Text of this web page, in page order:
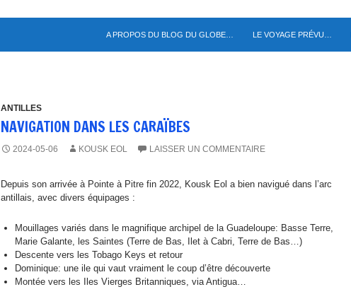
A PROPOS DU BLOG DU GLOBE… LE VOYAGE PRÉVU…
ANTILLES
NAVIGATION DANS LES CARAÏBES
2024-05-06 KOUSK EOL LAISSER UN COMMENTAIRE
Depuis son arrivée à Pointe à Pitre fin 2022, Kousk Eol a bien navigué dans l’arc
antillais, avec divers équipages :
Mouillages variés dans le magnifique archipel de la Guadeloupe: Basse Terre,
Marie Galante, les Saintes (Terre de Bas, Ilet à Cabri, Terre de Bas…)
Descente vers les Tobago Keys et retour
Dominique: une ile qui vaut vraiment le coup d’être découverte
Montée vers les Iles Vierges Britanniques, via Antigua…